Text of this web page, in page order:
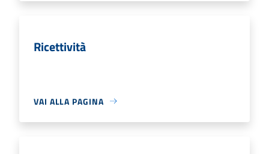
Ricettività
VAI ALLA PAGINA